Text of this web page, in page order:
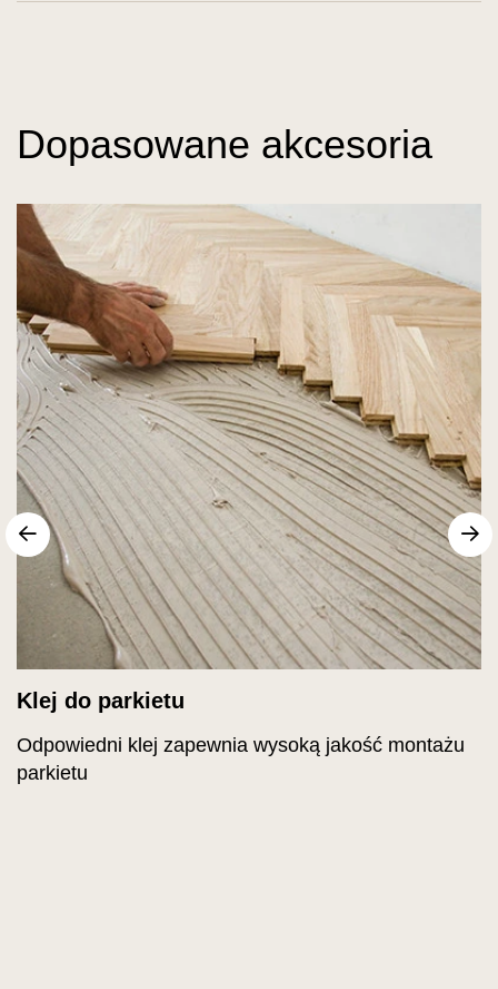
Dopasowane akcesoria
Klej do parkietu
Odpowiedni klej zapewnia wysoką jakość montażu
parkietu
Następny